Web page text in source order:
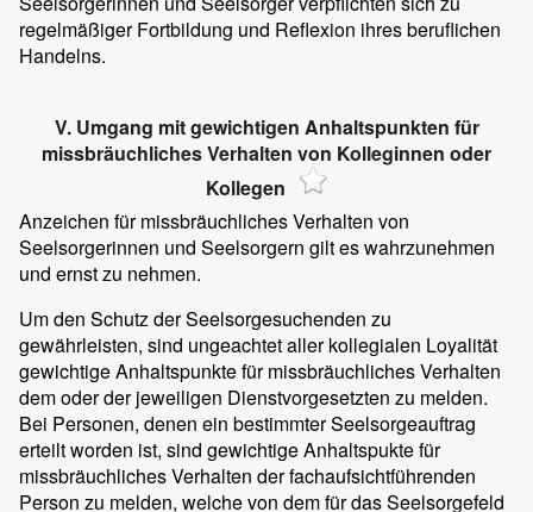
regelmäßiger Fortbildung und Reflexion ihres beruflichen
Handelns.
V. Umgang mit gewichtigen Anhaltspunkten für
missbräuchliches Verhalten von Kolleginnen oder
Kollegen
Anzeichen für missbräuchliches Verhalten von
Seelsorgerinnen und Seelsorgern gilt es wahrzunehmen
und ernst zu nehmen.
Um den Schutz der Seelsorgesuchenden zu
gewährleisten, sind ungeachtet aller kollegialen Loyalität
gewichtige Anhaltspunkte für missbräuchliches Verhalten
dem oder der jeweiligen Dienstvorgesetzten zu melden.
Bei Personen, denen ein bestimmter Seelsorgeauftrag
erteilt worden ist, sind gewichtige Anhaltspukte für
missbräuchliches Verhalten der fachaufsichtführenden
Person zu melden, welche von dem für das Seelsorgefeld